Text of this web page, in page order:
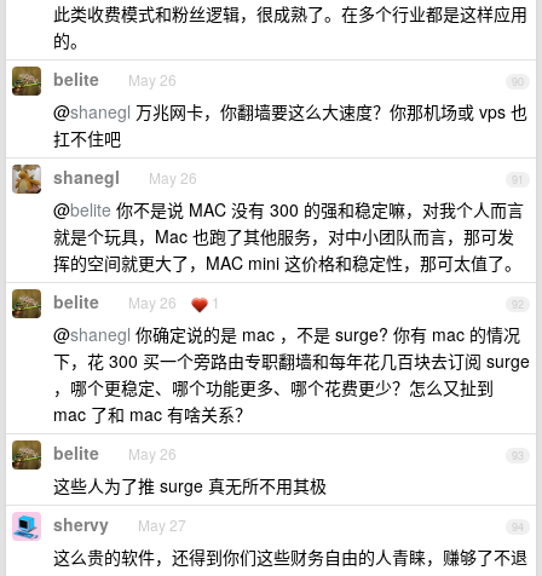
此类收费模式和粉丝逻辑，很成熟了。在多个行业都是这样应用
的。
90
belite May 26
@shanegl 万兆网卡，你翻墙要这么大速度？你那机场或 vps 也
扛不住吧
91
shanegl May 26
@belite 你不是说 MAC 没有 300 的强和稳定嘛，对我个人而言
就是个玩具，Mac 也跑了其他服务，对中小团队而言，那可发
挥的空间就更大了，MAC mini 这价格和稳定性，那可太值了。
92
belite May 26 1
@shanegl 你确定说的是 mac ，不是 surge? 你有 mac 的情况
下，花 300 买一个旁路由专职翻墙和每年花几百块去订阅 surge
，哪个更稳定、哪个功能更多、哪个花费更少？怎么又扯到
mac 了和 mac 有啥关系？
93
belite May 26
这些人为了推 surge 真无所不用其极
94
shervy May 27
这么贵的软件，还得到你们这些财务自由的人青睐，赚够了不退